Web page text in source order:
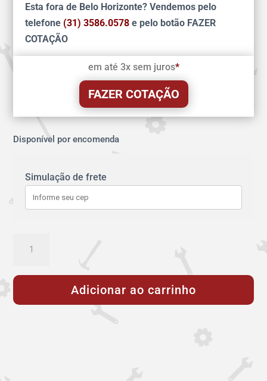
Esta fora de Belo Horizonte? Vendemos pelo
telefone (31) 3586.0578 e pelo botão FAZER
COTAÇÃO
em até 3x sem juros*
FAZER COTAÇÃO
Disponível por encomenda
Simulação de frete
248-
PN16
Adicionar ao carrinho